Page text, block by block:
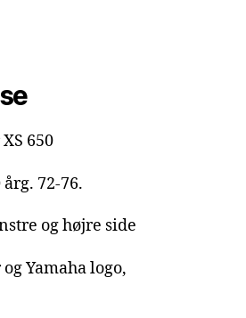
650
årg. 72-76.
og højre side
Yamaha logo,